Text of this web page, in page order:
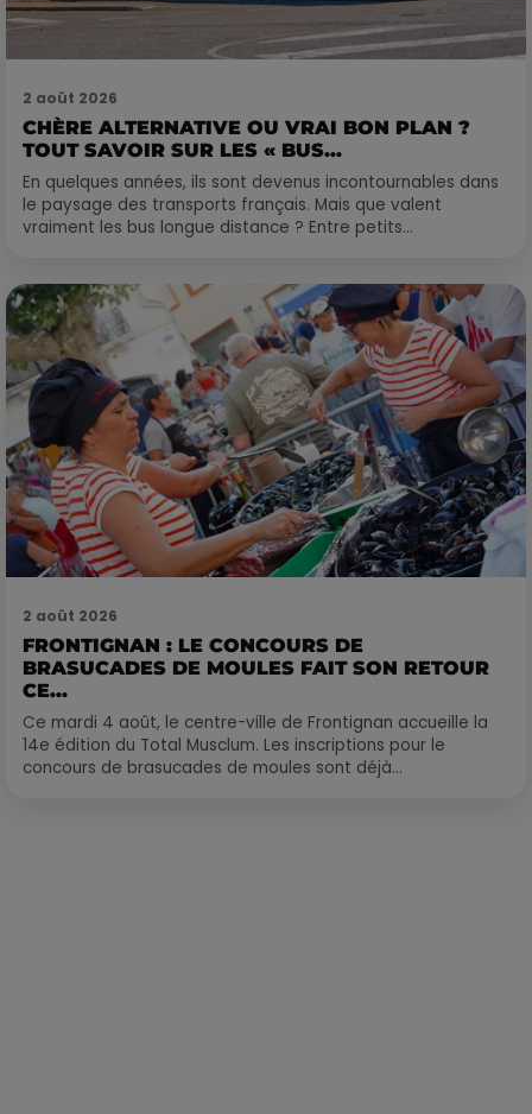
2 août 2026
CHÈRE ALTERNATIVE OU VRAI BON PLAN ?
TOUT SAVOIR SUR LES « BUS...
En quelques années, ils sont devenus incontournables dans
le paysage des transports français. Mais que valent
vraiment les bus longue distance ? Entre petits...
2 août 2026
FRONTIGNAN : LE CONCOURS DE
BRASUCADES DE MOULES FAIT SON RETOUR
CE...
Ce mardi 4 août, le centre-ville de Frontignan accueille la
14e édition du Total Musclum. Les inscriptions pour le
concours de brasucades de moules sont déjà...